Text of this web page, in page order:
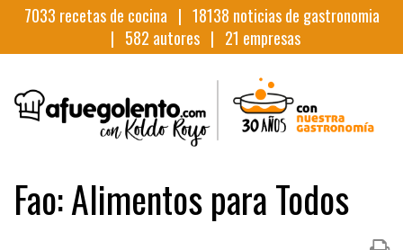
7033 recetas de cocina | 18138 noticias de gastronomia
| 582 autores | 21 empresas
Fao: Alimentos para Todos